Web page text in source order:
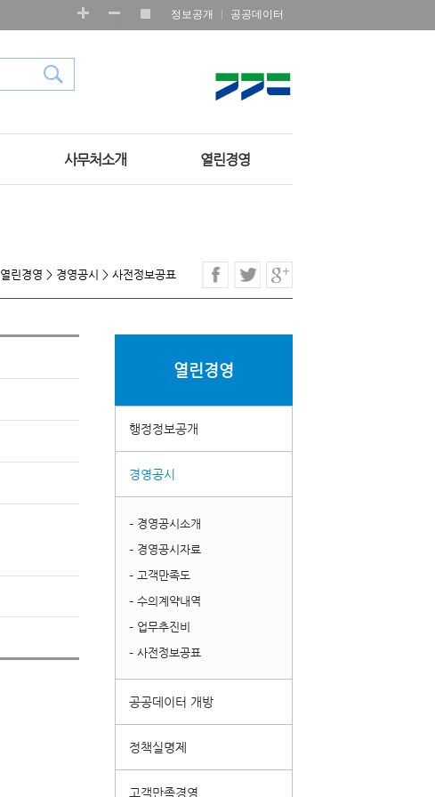
정보공개 공공데이터
사무처소개 열린경영
열린경영 > 경영공시 > 사전정보공표
열린경영
행정정보공개
경영공시
– 경영공시소개
– 경영공시자료
– 고객만족도
– 수의계약내역
– 업무추진비
– 사전정보공표
공공데이터 개방
정책실명제
고객만족경영